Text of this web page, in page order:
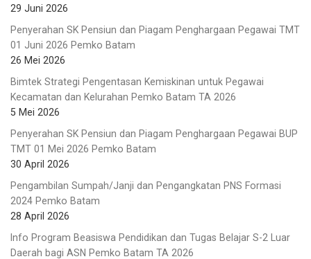
29 Juni 2026
Penyerahan SK Pensiun dan Piagam Penghargaan Pegawai TMT
01 Juni 2026 Pemko Batam
26 Mei 2026
Bimtek Strategi Pengentasan Kemiskinan untuk Pegawai
Kecamatan dan Kelurahan Pemko Batam TA 2026
5 Mei 2026
Penyerahan SK Pensiun dan Piagam Penghargaan Pegawai BUP
TMT 01 Mei 2026 Pemko Batam
30 April 2026
Pengambilan Sumpah/Janji dan Pengangkatan PNS Formasi
2024 Pemko Batam
28 April 2026
Info Program Beasiswa Pendidikan dan Tugas Belajar S-2 Luar
Daerah bagi ASN Pemko Batam TA 2026